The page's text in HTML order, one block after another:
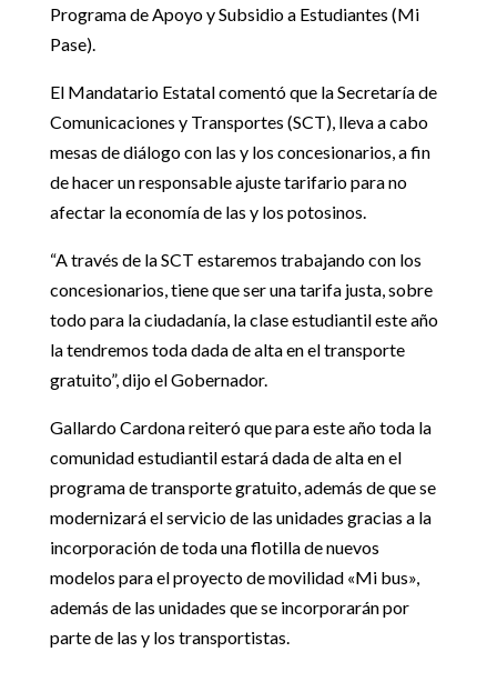
Programa de Apoyo y Subsidio a Estudiantes (Mi
Pase).
El Mandatario Estatal comentó que la Secretaría de
Comunicaciones y Transportes (SCT), lleva a cabo
mesas de diálogo con las y los concesionarios, a fin
de hacer un responsable ajuste tarifario para no
afectar la economía de las y los potosinos.
“A través de la SCT estaremos trabajando con los
concesionarios, tiene que ser una tarifa justa, sobre
todo para la ciudadanía, la clase estudiantil este año
la tendremos toda dada de alta en el transporte
gratuito”, dijo el Gobernador.
Gallardo Cardona reiteró que para este año toda la
comunidad estudiantil estará dada de alta en el
programa de transporte gratuito, además de que se
modernizará el servicio de las unidades gracias a la
incorporación de toda una flotilla de nuevos
modelos para el proyecto de movilidad «Mi bus»,
además de las unidades que se incorporarán por
parte de las y los transportistas.